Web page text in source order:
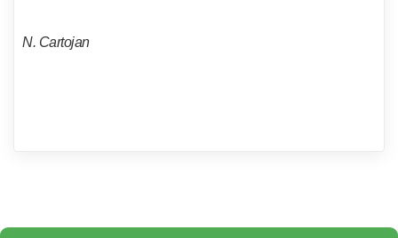
N. Cartojan